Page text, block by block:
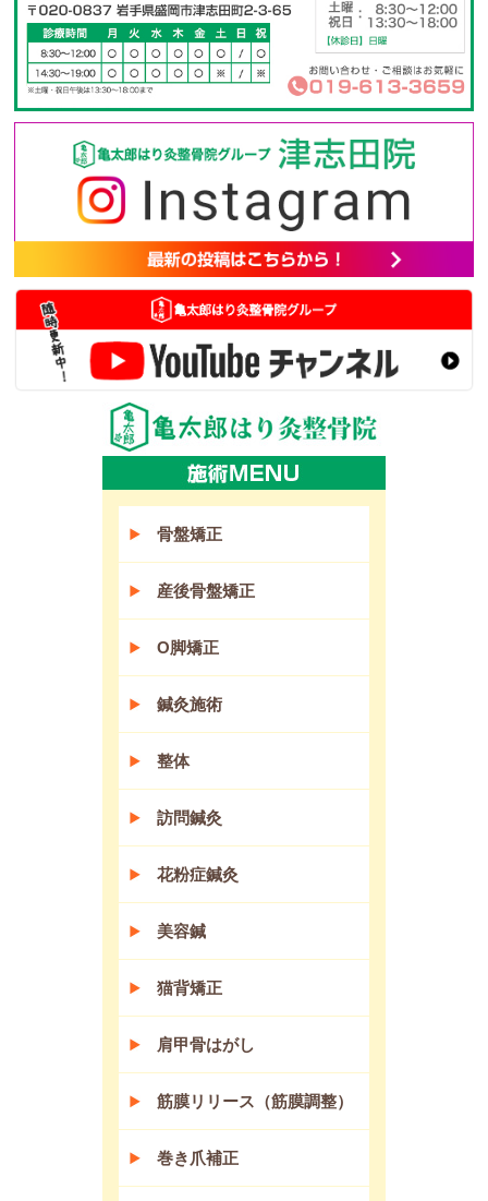
骨盤矯正
産後骨盤矯正
O脚矯正
鍼灸施術
整体
訪問鍼灸
花粉症鍼灸
美容鍼
猫背矯正
肩甲骨はがし
筋膜リリース（筋膜調整）
巻き爪補正